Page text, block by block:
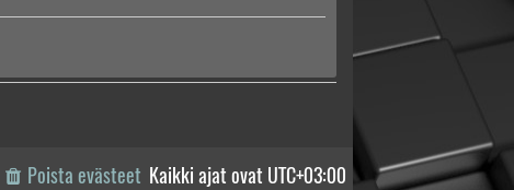
Kaikki ajat ovat UTC+03:00
Poista evästeet